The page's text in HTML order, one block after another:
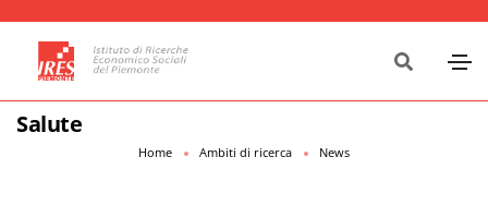
Salute
Home Ambiti di ricerca News